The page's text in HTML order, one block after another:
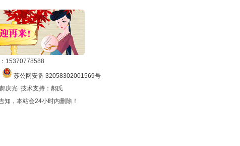
15370778588
苏公网安备 32058302001569号
庆光 技术支持： 郝氏
知，本站会24小时内删除！